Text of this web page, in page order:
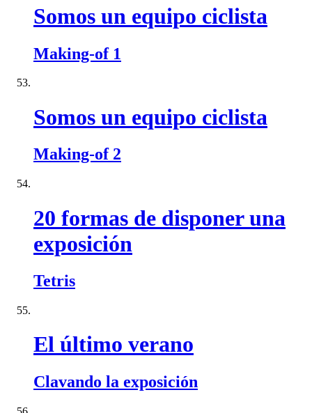
Somos un equipo ciclista
Making-of 1
Somos un equipo ciclista
Making-of 2
20 formas de disponer una
exposición
Tetris
El último verano
Clavando la exposición